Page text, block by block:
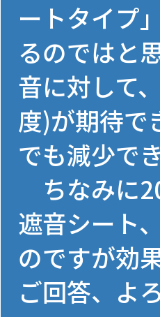
ートタイプ
るのではと
音に対して
度)が期待で
でも減少で
ちなみに
遮音シート
のですが効
ご回答、よ